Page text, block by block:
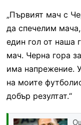
„Първият мач с
да спечелим
един гол от наша
мач. Черна гора
има напрежение.
на моите
добър резултат.“